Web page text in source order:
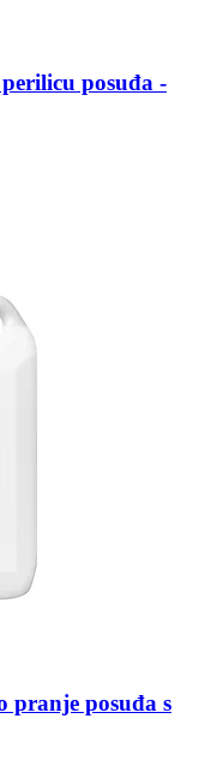
posuđa -​
pranje posuđa s